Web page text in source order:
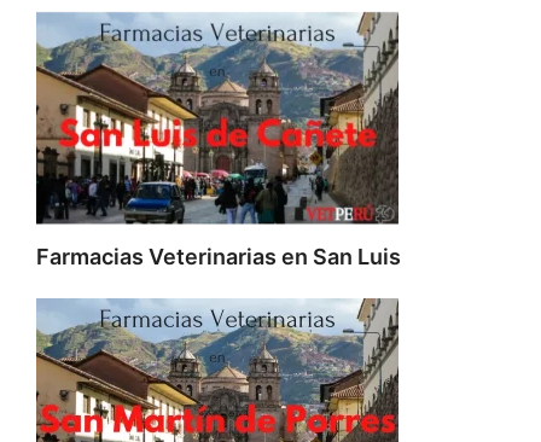
Farmacias Veterinarias en San Luis